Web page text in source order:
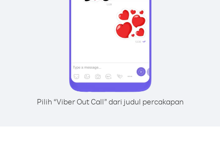
Pilih “Viber Out Call” dari judul percakapan